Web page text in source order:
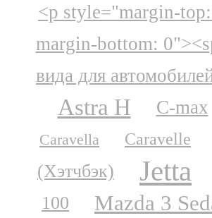
<p style="margin-
margin-bottom:
вида для
Astra H C-max
Caravella Caravelle
(Хэтчбэк)
Jetta
100 Mazda 3